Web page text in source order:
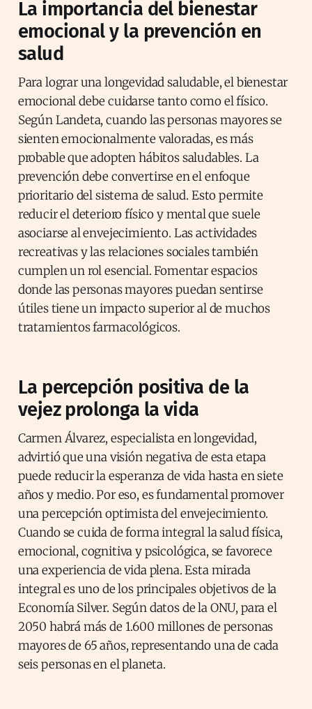
La importancia del bienestar
emocional y la prevención en
salud
Para lograr una longevidad saludable, el bienestar
emocional debe cuidarse tanto como el físico.
Según Landeta, cuando las personas mayores se
sienten emocionalmente valoradas, es más
probable que adopten hábitos saludables. La
prevención debe convertirse en el enfoque
prioritario del sistema de salud. Esto permite
reducir el deterioro físico y mental que suele
asociarse al envejecimiento. Las actividades
recreativas y las relaciones sociales también
cumplen un rol esencial. Fomentar espacios
donde las personas mayores puedan sentirse
útiles tiene un impacto superior al de muchos
tratamientos farmacológicos.
La percepción positiva de la
vejez prolonga la vida
Carmen Álvarez, especialista en longevidad,
advirtió que una visión negativa de esta etapa
puede reducir la esperanza de vida hasta en siete
años y medio. Por eso, es fundamental promover
una percepción optimista del envejecimiento.
Cuando se cuida de forma integral la salud física,
emocional, cognitiva y psicológica, se favorece
una experiencia de vida plena. Esta mirada
integral es uno de los principales objetivos de la
Economía Silver. Según datos de la ONU, para el
2050 habrá más de 1.600 millones de personas
mayores de 65 años, representando una de cada
seis personas en el planeta.